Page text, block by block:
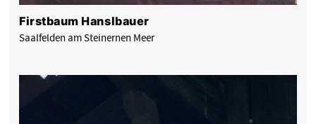
Firstbaum Hanslbauer
Saalfelden am Steinernen Meer